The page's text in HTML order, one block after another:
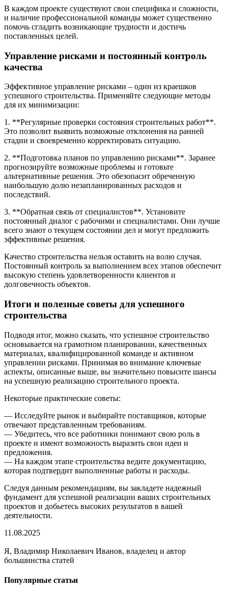
В каждом проекте существуют свои специфика и сложности,
и наличие профессиональной команды может существенно
помочь сгладить возникающие трудности и достичь
поставленных целей.
Управление рисками и постоянный контроль
качества
Эффективное управление рисками – один из краешков
успешного строительства. Применяйте следующие методы
для их минимизации:
1. **Регулярные проверки состояния строительных работ**.
Это позволит выявить возможные отклонения на ранней
стадии и своевременно корректировать ситуацию.
2. **Подготовка планов по управлению рисками**. Заранее
прогнозируйте возможные проблемы и готовьте
альтернативные решения. Это обезопасит обреченную
наибольшую долю незапланированных расходов и
последствий.
3. **Обратная связь от специалистов**. Установите
постоянный диалог с рабочими и специалистами. Они лучше
всего знают о текущем состоянии дел и могут предложить
эффективные решения.
Качество строительства нельзя оставить на волю случая.
Постоянный контроль за выполнением всех этапов обеспечит
высокую степень удовлетворенности клиентов и
долговечность объектов.
Итоги и полезные советы для успешного
строительства
Подводя итог, можно сказать, что успешное строительство
основывается на грамотном планировании, качественных
материалах, квалифицированной команде и активном
управлении рисками. Принимая во внимание ключевые
аспекты, описанные выше, вы значительно повысите шансы
на успешную реализацию строительного проекта.
Некоторые практические советы:
— Исследуйте рынок и выбирайте поставщиков, которые
отвечают представленным требованиям.
— Убедитесь, что все работники понимают свою роль в
проекте и имеют возможность выразить свои идеи и
предложения.
— На каждом этапе строительства ведите документацию,
которая подтвердит выполненные работы и расходы.
Следуя данным рекомендациям, вы закладете надежный
фундамент для успешной реализации ваших строительных
проектов и добьетесь высоких результатов в вашей
деятельности.
11.08.2025
Я, Владимир Николаевич Иванов, владелец и автор
большинства статей
Популярные статьи